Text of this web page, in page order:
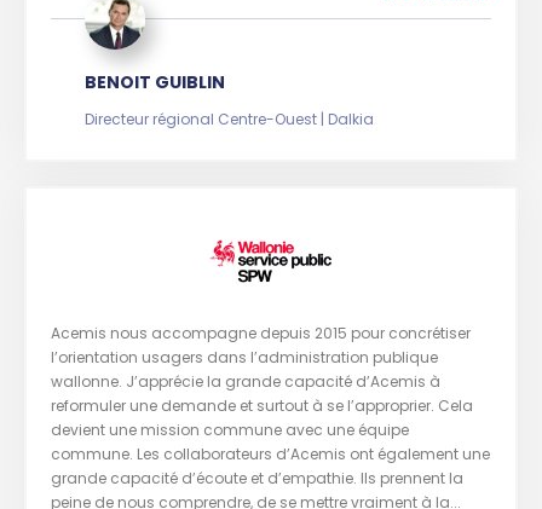
BENOIT GUIBLIN
Directeur régional Centre-Ouest | Dalkia
Acemis nous accompagne depuis 2015 pour concrétiser
l’orientation usagers dans l’administration publique
wallonne. J’apprécie la grande capacité d’Acemis à
reformuler une demande et surtout à se l’approprier. Cela
devient une mission commune avec une équipe
commune. Les collaborateurs d’Acemis ont également une
grande capacité d’écoute et d’empathie. Ils prennent la
peine de nous comprendre, de se mettre vraiment à la...